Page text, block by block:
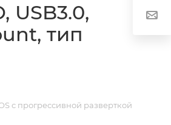
USB3.0,
тип
с прогрессивной разверткой